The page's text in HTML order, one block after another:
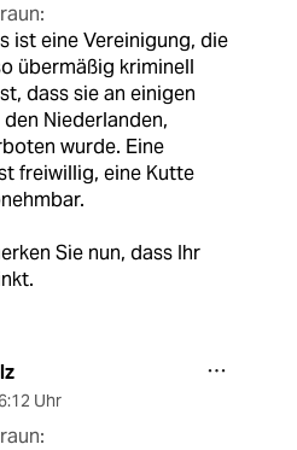
ist eine Vereinigung, die
übermäßig kriminell
dass sie an einigen
Niederlanden,
wurde. Eine
freiwillig, eine Kutte
Sie nun, dass Ihr
Uhr